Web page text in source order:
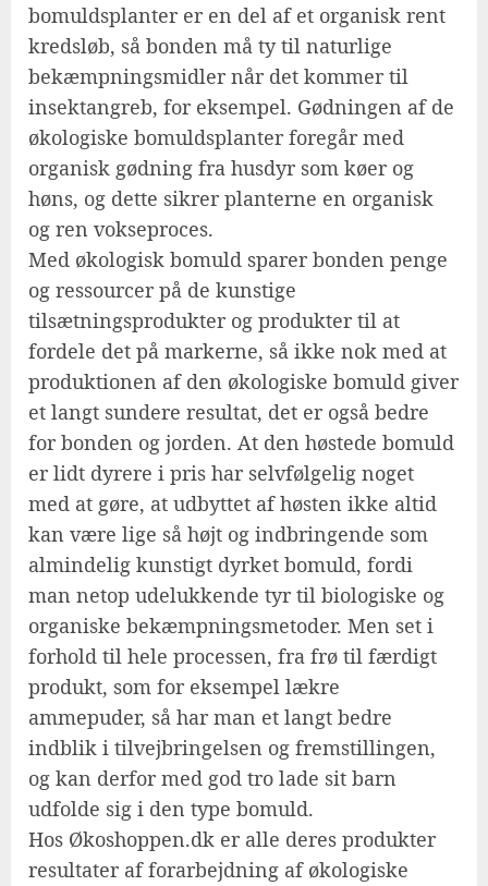
bomuldsplanter er en del af et organisk rent
kredsløb, så bonden må ty til naturlige
bekæmpningsmidler når det kommer til
insektangreb, for eksempel. Gødningen af de
økologiske bomuldsplanter foregår med
organisk gødning fra husdyr som køer og
høns, og dette sikrer planterne en organisk
og ren vokseproces.
Med økologisk bomuld sparer bonden penge
og ressourcer på de kunstige
tilsætningsprodukter og produkter til at
fordele det på markerne, så ikke nok med at
produktionen af den økologiske bomuld giver
et langt sundere resultat, det er også bedre
for bonden og jorden. At den høstede bomuld
er lidt dyrere i pris har selvfølgelig noget
med at gøre, at udbyttet af høsten ikke altid
kan være lige så højt og indbringende som
almindelig kunstigt dyrket bomuld, fordi
man netop udelukkende tyr til biologiske og
organiske bekæmpningsmetoder. Men set i
forhold til hele processen, fra frø til færdigt
produkt, som for eksempel lækre
ammepuder, så har man et langt bedre
indblik i tilvejbringelsen og fremstillingen,
og kan derfor med god tro lade sit barn
udfolde sig i den type bomuld.
Hos Økoshoppen.dk er alle deres produkter
resultater af forarbejdning af økologiske